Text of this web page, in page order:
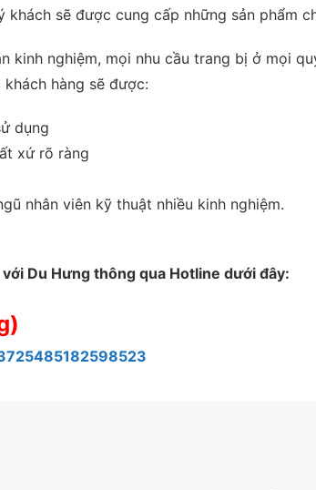
khách sẽ được cung cấp những sản phẩm
kinh nghiệm, mọi nhu cầu trang bị ở mọi
hàng sẽ được:
dụng
xứ rõ ràng
nhân viên kỹ thuật nhiều kinh nghiệm.
Du Hưng thông qua Hotline dưới đây: